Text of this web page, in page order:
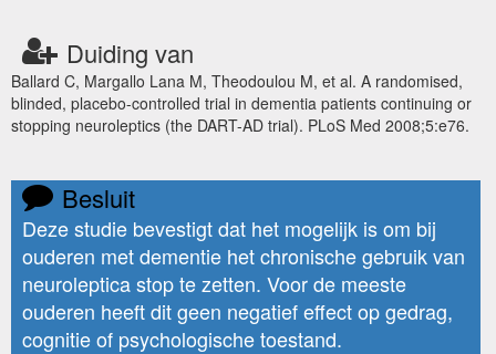
Duiding van
Ballard C, Margallo Lana M, Theodoulou M, et al. A randomised,
blinded, placebo-controlled trial in dementia patients continuing or
stopping neuroleptics (the DART-AD trial). PLoS Med 2008;5:e76.
Besluit
Deze studie bevestigt dat het mogelijk is om bij
ouderen met dementie het chronische gebruik van
neuroleptica stop te zetten. Voor de meeste
ouderen heeft dit geen negatief effect op gedrag,
cognitie of psychologische toestand.